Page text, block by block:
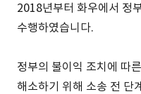
2018년부터 화우에서 정
수행하였습니다.
정부의 불이익 조치에 따
해소하기 위해 소송 전 단